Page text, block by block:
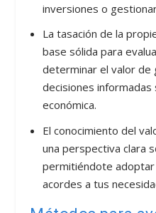
inversiones o
La tasación de la
base sólida para
determinar el valor de
decisiones
económica.
El conocimiento del
una perspectiva clara
permitiéndote
acordes a tus